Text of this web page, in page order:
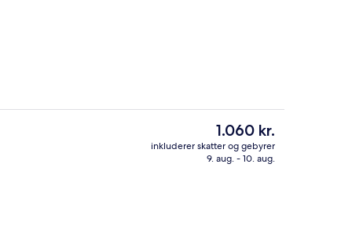
kingsize-seng - udsigt til flod | Terrasse/gårdhave
Den
nuværende
pris
1.060 kr.
inkluderer skatter og gebyrer
9. aug. - 10. aug.